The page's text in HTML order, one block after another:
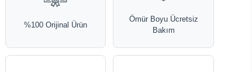
%100 Orijinal Ürün
Ömür Boyu Ücretsiz
Bakım